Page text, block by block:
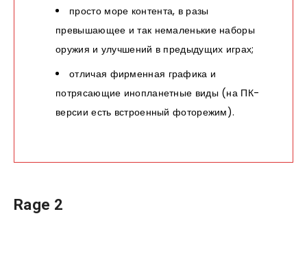
просто море контента, в разы
превышающее и так немаленькие наборы
оружия и улучшений в предыдущих играх;
отличая фирменная графика и
потрясающие инопланетные виды (на ПК-
версии есть встроенный фоторежим).
Rage 2